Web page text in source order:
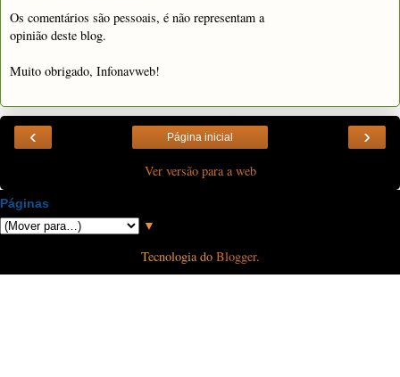
Os comentários são pessoais, é não representam a
opinião deste blog.
Muito obrigado, Infonavweb!
‹ ›
Página inicial
Ver versão para a web
Páginas
▼
Tecnologia do Blogger.